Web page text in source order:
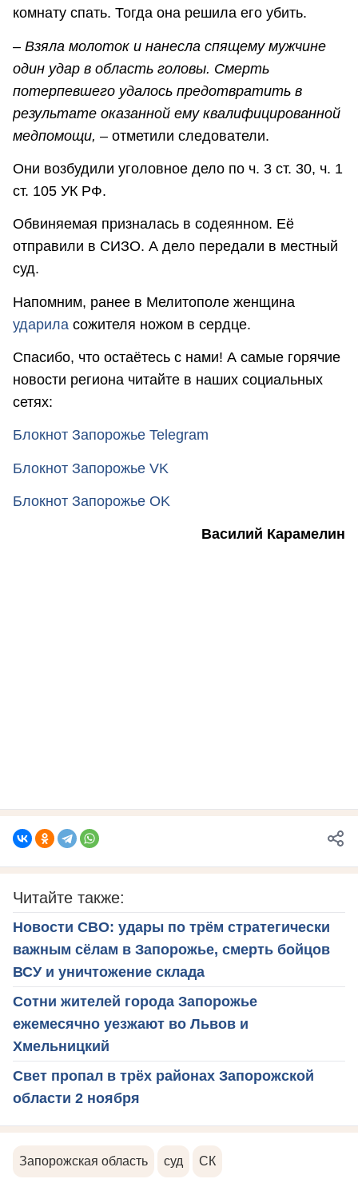
комнату спать. Тогда она решила его убить.
– Взяла молоток и нанесла спящему мужчине
один удар в область головы. Смерть
потерпевшего удалось предотвратить в
результате оказанной ему квалифицированной
медпомощи, – отметили следователи.
Они возбудили уголовное дело по ч. 3 ст. 30, ч. 1
ст. 105 УК РФ.
Обвиняемая призналась в содеянном. Её
отправили в СИЗО. А дело передали в местный
суд.
Напомним, ранее в Мелитополе женщина
ударила сожителя ножом в сердце.
Спасибо, что остаётесь с нами! А самые горячие
новости региона читайте в наших социальных
сетях:
Блокнот Запорожье Telegram
Блокнот Запорожье VK
Блокнот Запорожье OK
Василий Карамелин
Читайте также:
Новости СВО: удары по трём стратегически
важным сёлам в Запорожье, смерть бойцов
ВСУ и уничтожение склада
Сотни жителей города Запорожье
ежемесячно уезжают во Львов и
Хмельницкий
Свет пропал в трёх районах Запорожской
области 2 ноября
Запорожская область суд СК